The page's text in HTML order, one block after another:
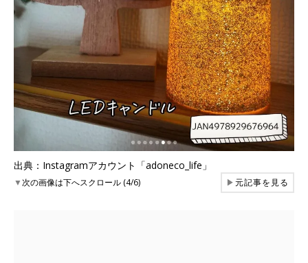
出典：Instagramアカウント「adoneco_life」
▼次の画像は下へスクロール (4/6) ▶元記事を見る